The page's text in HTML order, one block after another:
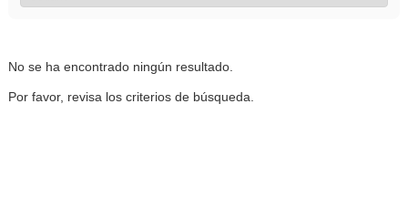
No se ha encontrado ningún resultado.
Por favor, revisa los criterios de búsqueda.